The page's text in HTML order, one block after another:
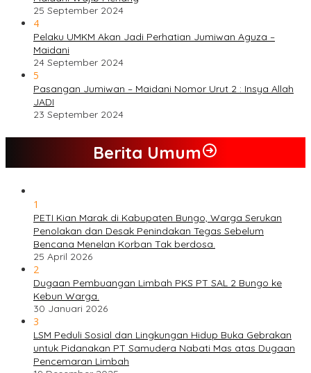
25 September 2024
4
Pelaku UMKM Akan Jadi Perhatian Jumiwan Aguza –
Maidani
24 September 2024
5
Pasangan Jumiwan – Maidani Nomor Urut 2 : Insya Allah
JADI
23 September 2024
Berita Umum
1
PETI Kian Marak di Kabupaten Bungo, Warga Serukan
Penolakan dan Desak Penindakan Tegas Sebelum
Bencana Menelan Korban Tak berdosa.
25 April 2026
2
Dugaan Pembuangan Limbah PKS PT SAL 2 Bungo ke
Kebun Warga.
30 Januari 2026
3
LSM Peduli Sosial dan Lingkungan Hidup Buka Gebrakan
untuk Pidanakan PT Samudera Nabati Mas atas Dugaan
Pencemaran Limbah